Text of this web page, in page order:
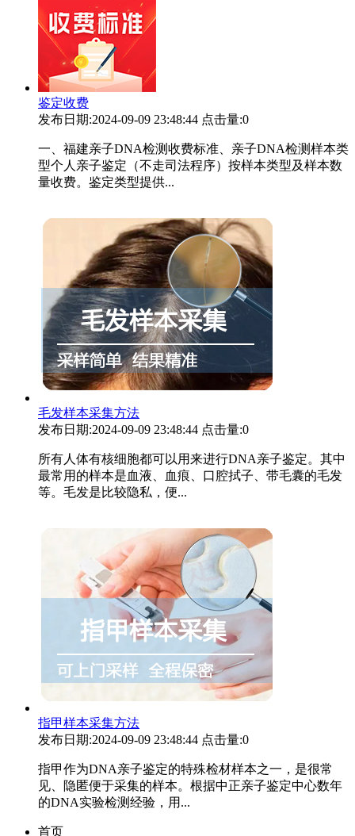
鉴定收费
发布日期:2024-09-09 23:48:44 点击量:0
一、福建亲子DNA检测收费标准、亲子DNA检测样本类
型个人亲子鉴定（不走司法程序）按样本类型及样本数
量收费。鉴定类型提供...
毛发样本采集方法
发布日期:2024-09-09 23:48:44 点击量:0
所有人体有核细胞都可以用来进行DNA亲子鉴定。其中
最常用的样本是血液、血痕、口腔拭子、带毛囊的毛发
等。毛发是比较隐私，便...
指甲样本采集方法
发布日期:2024-09-09 23:48:44 点击量:0
指甲作为DNA亲子鉴定的特殊检材样本之一，是很常
见、隐匿便于采集的样本。根据中正亲子鉴定中心数年
的DNA实验检测经验，用...
首页